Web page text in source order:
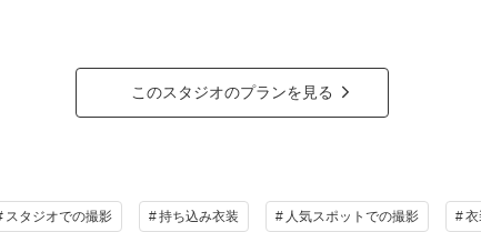
来店・オンライン 撮影日の空きを確
小物一式 アルバム データ 80カット 台紙
このスタジオのプランを見る
スタジオでの撮影 持ち込み衣装 人気スポットでの撮影